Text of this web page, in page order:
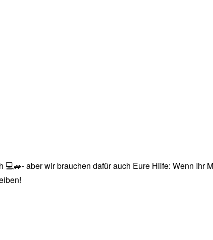
aber wir brauchen dafür auch Eure Hilfe: Wenn Ihr